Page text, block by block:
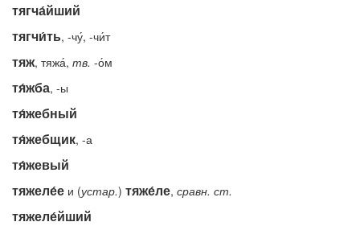
тягча́йший
тягчи́ть, -чу́, -чи́т
тяж, тяжа́, тв. -о́м
тя́жба, -ы
тя́жебный
тя́жебщик, -а
тя́жевый
тяжеле́е и (устар.) тяже́ле, сравн. ст.
тяжеле́йший